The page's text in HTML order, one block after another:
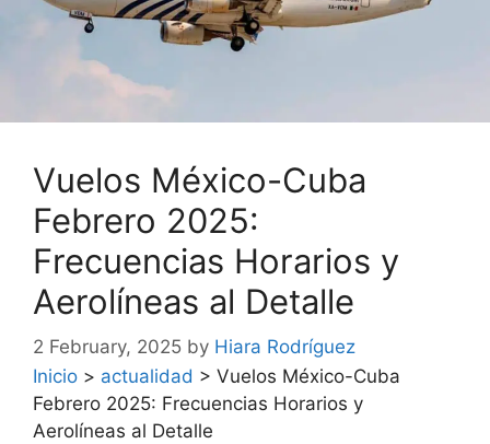
Vuelos México-Cuba
Febrero 2025:
Frecuencias Horarios y
Aerolíneas al Detalle
2 February, 2025 by Hiara Rodríguez
Inicio > actualidad > Vuelos México-Cuba
Febrero 2025: Frecuencias Horarios y
Aerolíneas al Detalle